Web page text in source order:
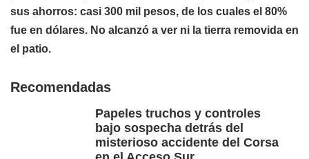
sus ahorros: casi 300 mil pesos, de los cuales el 80%
fue en dólares. No alcanzó a ver ni la tierra removida en
el patio.
Recomendadas
Papeles truchos y controles
bajo sospecha detrás del
misterioso accidente del Corsa